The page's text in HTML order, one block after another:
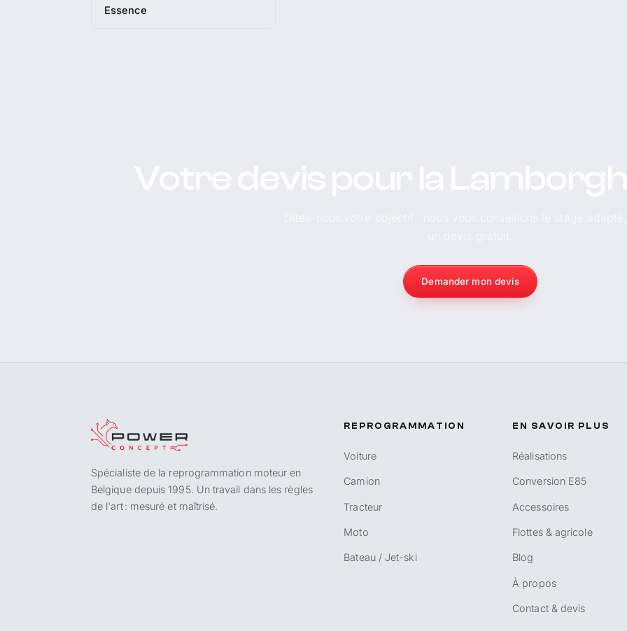
Essence
Demander mon devis
Spécialiste de la reprogrammation moteur en
Belgique depuis 1995. Un travail dans les règles
de l'art : mesuré et maîtrisé.
REPROGRAMMATION
Voiture
Camion
Tracteur
Moto
Bateau / Jet-ski
EN SAVOIR PLUS
Réalisations
Conversion E85
Accessoires
Flottes & agricole
Blog
À propos
Contact & devis